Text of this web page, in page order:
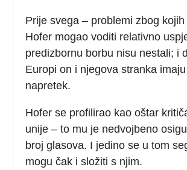
Prije svega – problemi zbog
Hofer mogao voditi relativno
predizbornu borbu nisu nestali; i
Europi on i njegova stranka
napretek.
Hofer se profilirao kao oštar
unije – to mu je nedvojbeno
broj glasova. I jedino se u tom
mogu čak i složiti s njim.